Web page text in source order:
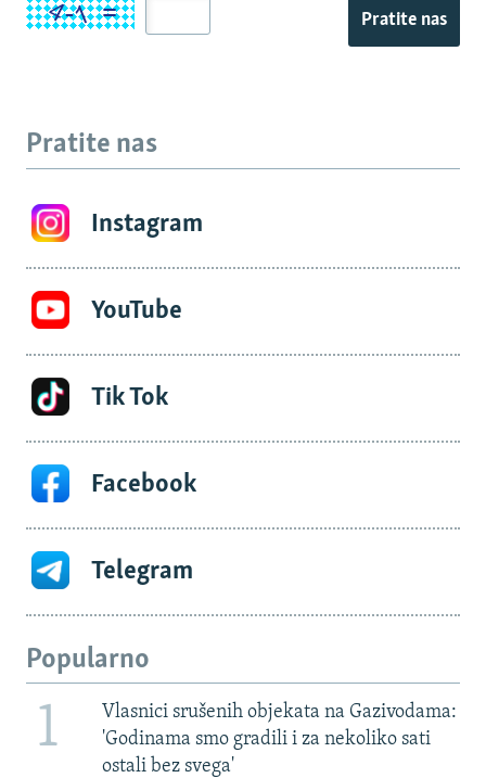
Pratite nas
Pratite nas
Instagram
YouTube
Tik Tok
Facebook
Telegram
Popularno
1
Vlasnici srušenih objekata na Gazivodama:
'Godinama smo gradili i za nekoliko sati
ostali bez svega'